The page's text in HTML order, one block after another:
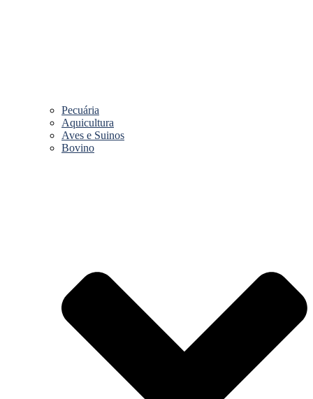
Pecuária
Aquicultura
Aves e Suinos
Bovino